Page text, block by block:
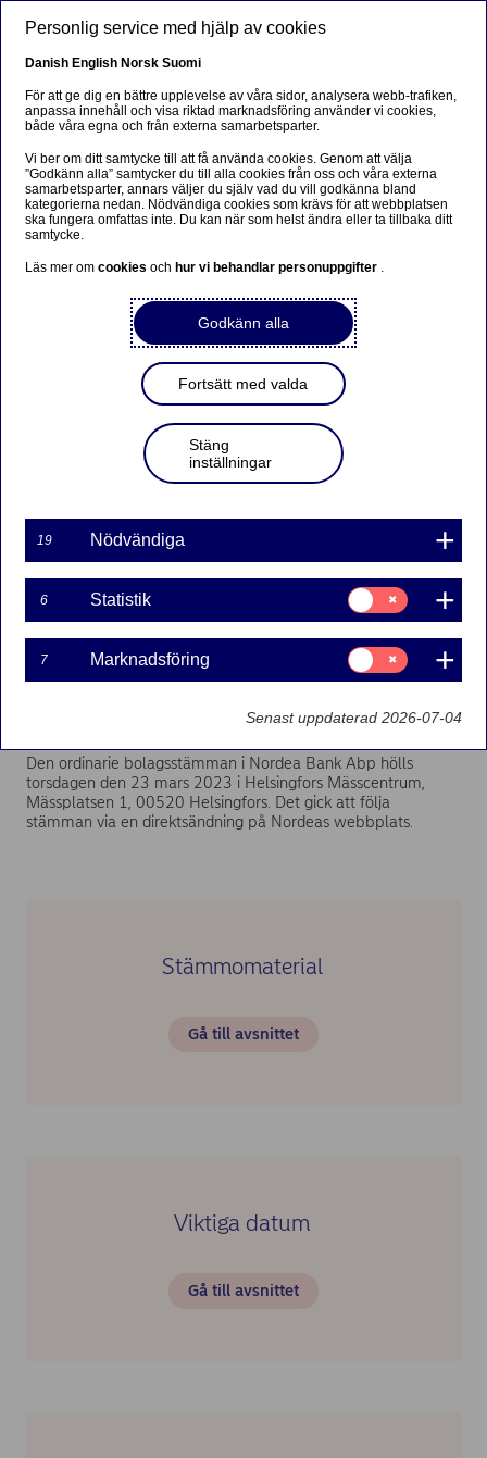
Beklager...
Siden findes desværre ikke på dansk
Bliv på siden|Fortsæt til en relateret side på dansk
Nordeas bolagsstämma
Bolagsstyrning
Ordinarie bolagsstämma
Nordeas bolagsstämma 2023
Den ordinarie bolagsstämman i Nordea Bank Abp hölls
torsdagen den 23 mars 2023 i Helsingfors Mässcentrum,
Mässplatsen 1, 00520 Helsingfors. Det gick att följa
stämman via en direktsändning på Nordeas webbplats.
Stämmomaterial
Gå till avsnittet
Viktiga datum
Gå till avsnittet
Personlig service med hjälp av cookies
Danish English Norsk Suomi
För att ge dig en bättre upplevelse av våra sidor, analysera webb-trafiken,
anpassa innehåll och visa riktad marknadsföring använder vi cookies,
både våra egna och från externa samarbetsparter.
Vi ber om ditt samtycke till att få använda cookies. Genom att välja
”Godkänn alla” samtycker du till alla cookies från oss och våra externa
samarbetsparter, annars väljer du själv vad du vill godkänna bland
kategorierna nedan. Nödvändiga cookies som krävs för att webbplatsen
ska fungera omfattas inte. Du kan när som helst ändra eller ta tillbaka ditt
samtycke.
Läs mer omcookiesoch hur vi behandlar personuppgifter .
Godkänn alla
Fortsätt med valda
Stäng
inställningar
19 Nödvändiga
6 Statistik
Samtycke
för:
Statistik
7 Marknadsföring
Samtycke
för:
Marknadsföring
Senast uppdaterad 2026-07-04